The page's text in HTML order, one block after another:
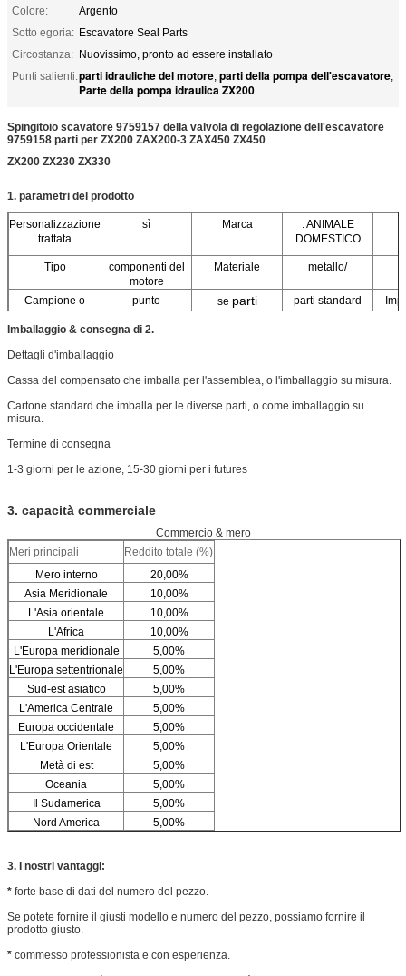
Colore:
Argento
Sotto egoria: Escavatore Seal Parts
Circostanza: Nuovissimo, pronto ad essere installato
Punti salienti:parti idrauliche del motore, parti della pompa dell'escavatore,
Parte della pompa idraulica ZX200
Spingitoio scavatore 9759157 della valvola di regolazione dell'escavatore
9759158 parti per ZX200 ZAX200-3 ZAX450 ZX450
ZX200 ZX230 ZX330
1. parametri del prodotto
Personalizzazione
trattata
sì Marca
: ANIMALE
DOMESTICO
Tipo
componenti del
motore
Materiale metallo/
Campione o
punto:
punto se parti
standard
parti standard
no
Campo di
applicazione
altri/
Imballaggio & consegna di 2.
Dettagli d'imballaggio
Cassa del compensato che imballa per l'assemblea, o l'imballaggio su misura.
Cartone standard che imballa per le diverse parti, o come imballaggio su
misura.
Termine di consegna
1-3 giorni per le azione, 15-30 giorni per i futures
3. capacità commerciale
Commercio & mero
Meri principali
Reddito totale (%)
Mero interno
20,00%
Asia Meridionale
10,00%
L'Asia orientale
10,00%
L'Africa
10,00%
L'Europa meridionale
5,00%
L'Europa settentrionale
5,00%
Sud-est asiatico
5,00%
L'America Centrale
5,00%
Europa occidentale
5,00%
L'Europa Orientale
5,00%
Metà di est
5,00%
Oceania
5,00%
Il Sudamerica
5,00%
Nord America
5,00%
3. I nostri vantaggi:
* forte base di dati del numero del pezzo.
Se potete fornire il giusti modello e numero del pezzo, possiamo fornire il
prodotto giusto.
* commesso professionista e con esperienza.